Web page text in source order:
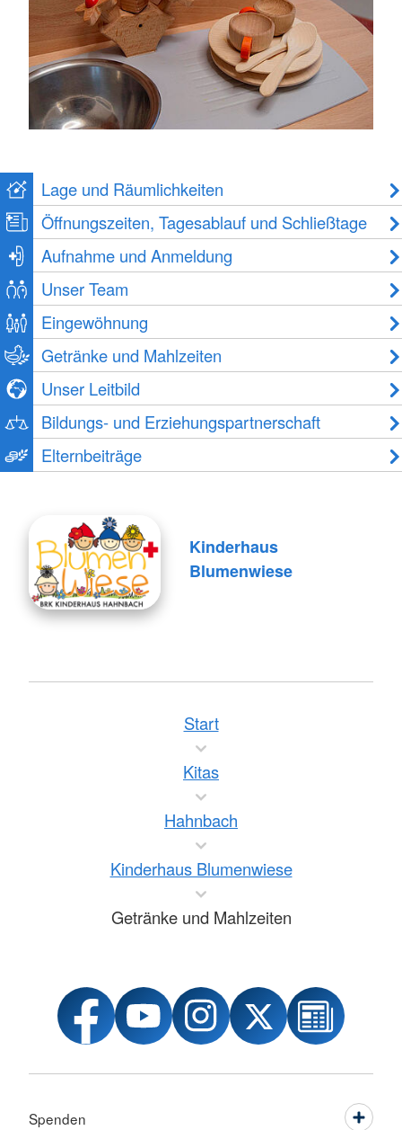
Lage und Räumlichkeiten
Öffnungszeiten, Tagesablauf und Schließtage
Aufnahme und Anmeldung
Unser Team
Eingewöhnung
Getränke und Mahlzeiten
Unser Leitbild
Bildungs- und Erziehungspartnerschaft
Elternbeiträge
Kinderhaus
Blumenwiese
Start
Kitas
Hahnbach
Kinderhaus Blumenwiese
Getränke und Mahlzeiten
Spenden